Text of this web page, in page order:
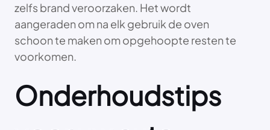
zelfs brand veroorzaken. Het wordt
aangeraden om na elk gebruik de oven
schoon te maken om opgehoopte resten te
voorkomen.
Onderhoudstips